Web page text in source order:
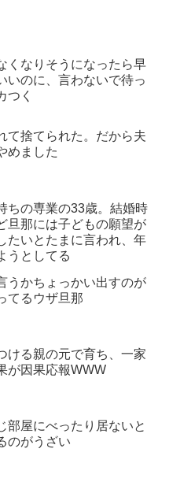
くなりそうになったら早
いのに、言わないで待っ
つく
て捨てられた。だから夫
めました
ちの専業の33歳。結婚時
旦那には子どもの願望が
たいとたまに言われ、年
うとしてる
うかちょっかい出すのが
てるウザ旦那
ける親の元で育ち、一家
が因果応報WWW
部屋にべったり居ないと
のがうざい